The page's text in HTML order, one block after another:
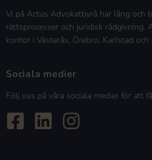
Vi på Actus Advokatbyrå har lång och
rättsprocesser och juridisk rådgivning.
kontor i Västerås, Örebro, Karlstad och
Sociala medier
Följ oss på våra sociala medier för att